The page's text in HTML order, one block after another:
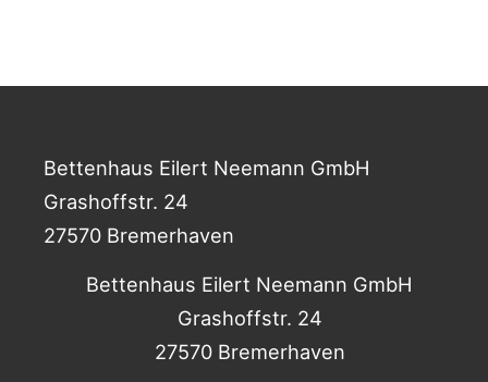
Bettenhaus Eilert Neemann GmbH
Grashoffstr. 24
27570 Bremerhaven
Bettenhaus Eilert Neemann GmbH
Grashoffstr. 24
27570 Bremerhaven